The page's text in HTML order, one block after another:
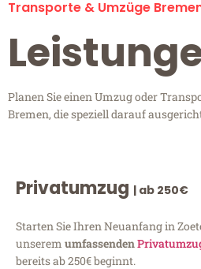
Transporte & Umzüge
Planen Sie einen Umzug oder
Bremen, die speziell darauf
Privatumzug | ab 250€
Starten Sie Ihren Neuanfang in
unserem umfassenden
bereits ab 250€ beginnt.